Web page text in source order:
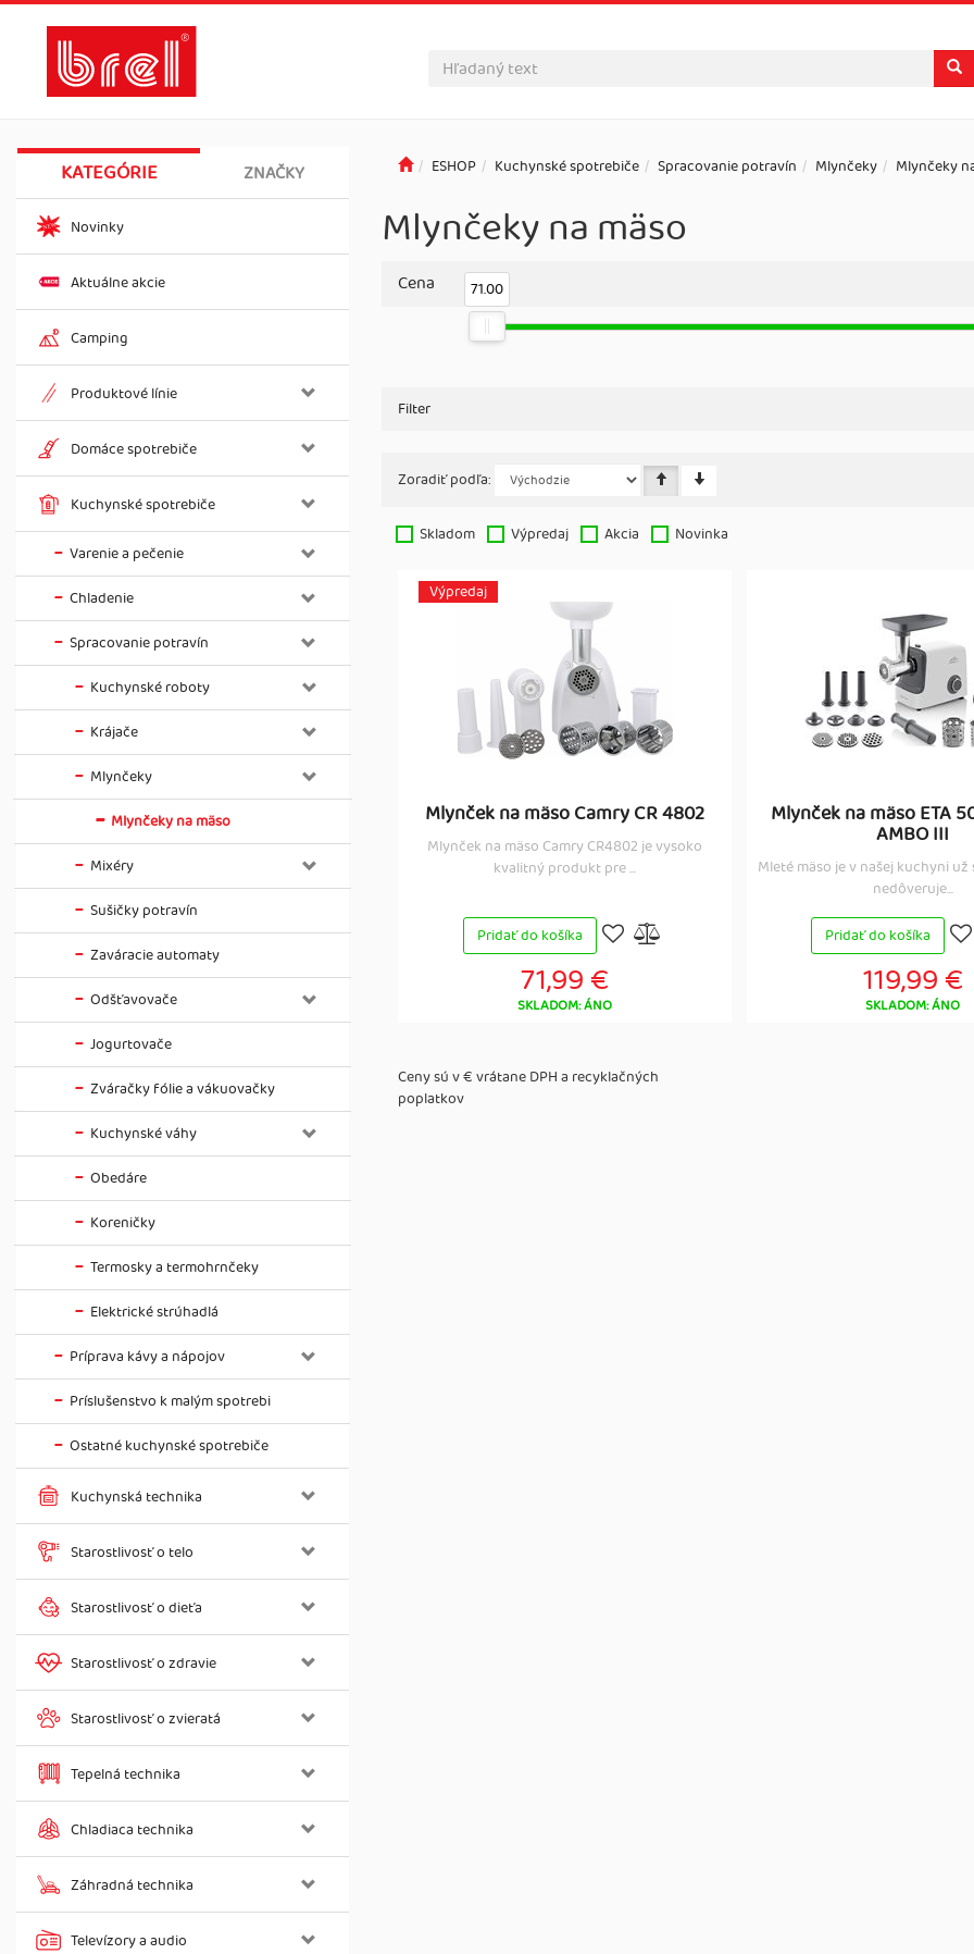
KATEGÓRIE ZNAČKY
Novinky
Aktuálne akcie
Camping
Produktové línie
Domáce spotrebiče
Kuchynské spotrebiče
Varenie a pečenie
Chladenie
Spracovanie potravín
Kuchynské roboty
Krájače
Mlynčeky
Mlynčeky na mäso
Mixéry
Sušičky potravín
Zaváracie automaty
Odšťavovače
Jogurtovače
Zváračky fólie a vákuovačky
Kuchynské váhy
Obedáre
Koreničky
Termosky a termohrnčeky
Elektrické strúhadlá
Príprava kávy a nápojov
Príslušenstvo k malým spotrebi
Ostatné kuchynské spotrebiče
Kuchynská technika
Starostlivosť o telo
Starostlivosť o dieťa
Starostlivosť o zdravie
Starostlivosť o zvieratá
Tepelná technika
Chladiaca technika
Záhradná technika
Televízory a audio
ESHOP Kuchynské spotrebiče Spracovanie potravín Mlynčeky Mlynčeky
Mlynčeky na mäso
Cena 71.00
Filter
Zoradiť podľa:
Skladom Výpredaj Akcia Novinka
Výpredaj
Mlynček na mäso Camry CR 4802
Mlynček na mäso Camry CR4802 je vysoko
kvalitný produkt pre ...
Pridať do košíka
71,99 €
SKLADOM: ÁNO
Mlynček na mäso ETA
AMBO III
Mleté mäso je v našej kuchyni
nedôveruje...
Pridať do košíka
119,99 €
SKLADOM: ÁNO
Ceny sú v € vrátane DPH a recyklačných
poplatkov